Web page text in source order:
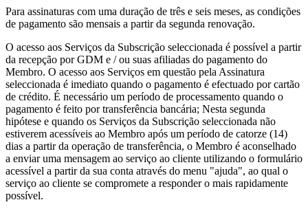
Para assinaturas com uma duração de três e seis meses, as condições
de pagamento são mensais a partir da segunda renovação.
O acesso aos Serviços da Subscrição seleccionada é possível a partir
da recepção por GDM e / ou suas afiliadas do pagamento do
Membro. O acesso aos Serviços em questão pela Assinatura
seleccionada é imediato quando o pagamento é efectuado por cartão
de crédito. É necessário um período de processamento quando o
pagamento é feito por transferência bancária; Nesta segunda
hipótese e quando os Serviços da Subscrição seleccionada não
estiverem acessíveis ao Membro após um período de catorze (14)
dias a partir da operação de transferência, o Membro é aconselhado
a enviar uma mensagem ao serviço ao cliente utilizando o formulário
acessível a partir da sua conta através do menu "ajuda", ao qual o
serviço ao cliente se compromete a responder o mais rapidamente
possível.